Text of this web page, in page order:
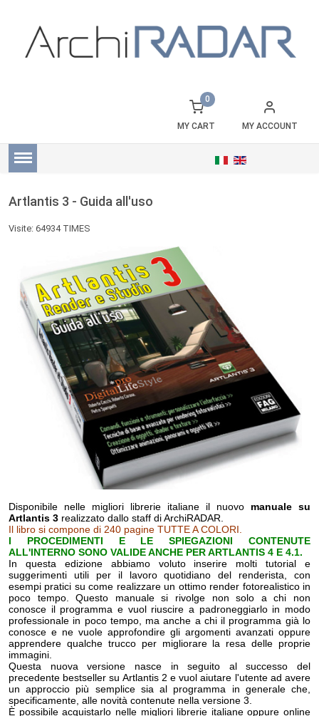
MY ACCOUNT
MY CART
0
Artlantis 3 - Guida all'uso
Visite: 64934 TIMES
Disponibile nelle migliori librerie italiane il nuovo manuale su
Artlantis 3 realizzato dallo staff di ArchiRADAR.
Il libro si compone di 240 pagine TUTTE A COLORI.
I PROCEDIMENTI E LE SPIEGAZIONI CONTENUTE
ALL'INTERNO SONO VALIDE ANCHE PER ARTLANTIS 4 E 4.1.
In questa edizione abbiamo voluto inserire molti tutorial e
suggerimenti utili per il lavoro quotidiano del renderista, con
esempi pratici su come realizzare un ottimo render fotorealistico in
poco tempo. Questo manuale si rivolge non solo a chi non
conosce il programma e vuol riuscire a padroneggiarlo in modo
professionale in poco tempo, ma anche a chi il programma già lo
conosce e ne vuole approfondire gli argomenti avanzati oppure
apprendere qualche trucco per migliorare la resa delle proprie
immagini.
Questa nuova versione nasce in seguito al successo del
precedente bestseller su Artlantis 2 e vuol aiutare l'utente ad avere
un approccio più semplice sia al programma in generale che,
specificamente, alle novità contenute nella versione 3.
È possibile acquistarlo nelle migliori librerie italiane oppure online